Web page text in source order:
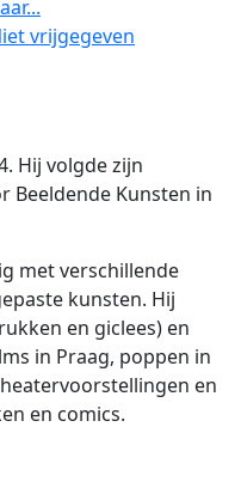
vrijgegeven
Hij volgde zijn
Beeldende Kunsten in
met verschillende
kunsten. Hij
en giclees) en
in Praag, poppen in
en
en comics.